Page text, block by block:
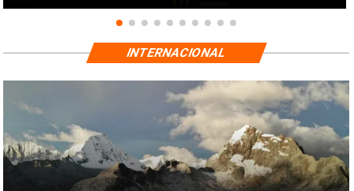
INTERNACIONAL